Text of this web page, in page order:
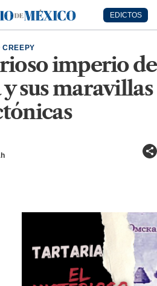
EDICTOS
CREEPY
imperio de
sus maravillas